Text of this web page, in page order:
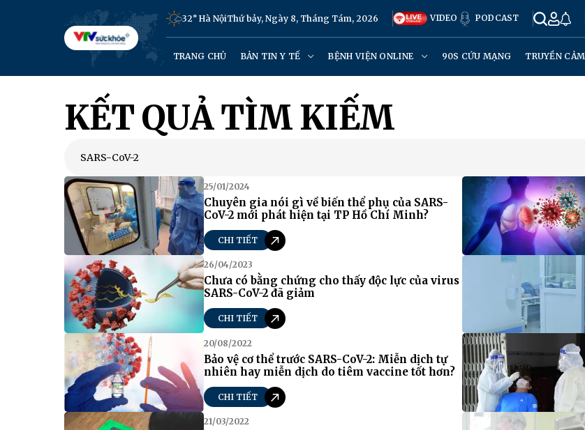
32° Hà NộiThứ bảy, Ngày 8, Tháng Tám, 2026 VIDEO PODCAST
TRANG CHỦ BẢN TIN Y TẾ BỆNH VIỆN ONLINE 90S CỨU MẠNG TRUYỀN
KẾT QUẢ TÌM KIẾM
25/01/2024
Chuyên gia nói gì về biến thể phụ của SARS-
CoV-2 mới phát hiện tại TP Hồ Chí Minh?
CHI TIẾT
26/04/2023
Chưa có bằng chứng cho thấy độc lực của virus
SARS-CoV-2 đã giảm
CHI TIẾT
20/08/2022
Bảo vệ cơ thể trước SARS-CoV-2: Miễn dịch tự
nhiên hay miễn dịch do tiêm vaccine tốt hơn?
CHI TIẾT
21/03/2022